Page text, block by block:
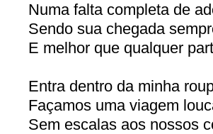
Numa falta completa de
Sendo sua chegada
E melhor que qualquer
Entra dentro da minha
Façamos uma viagem
Sem escalas aos nossos